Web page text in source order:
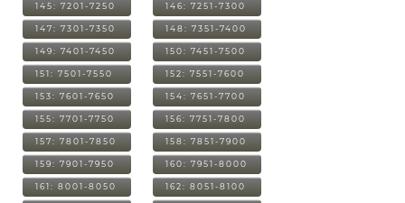
145: 7201-7250 146: 7251-7300
147: 7301-7350 148: 7351-7400
149: 7401-7450 150: 7451-7500
151: 7501-7550 152: 7551-7600
153: 7601-7650 154: 7651-7700
155: 7701-7750 156: 7751-7800
157: 7801-7850 158: 7851-7900
159: 7901-7950 160: 7951-8000
161: 8001-8050 162: 8051-8100